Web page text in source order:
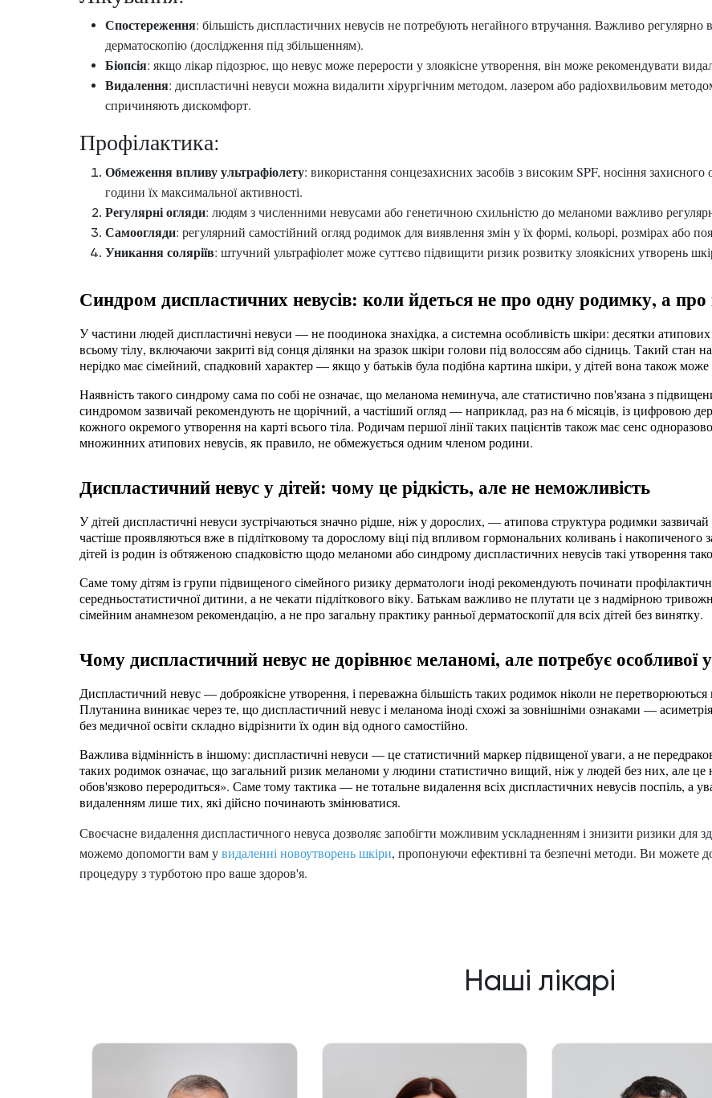
Спостереження: більшість диспластичних невусів не потребують негайного втручання. Важливо регулярно
дерматоскопію (дослідження під збільшенням).
Біопсія: якщо лікар підозрює, що невус може перерости у злоякісне утворення, він може рекомендувати
Видалення: диспластичні невуси можна видалити хірургічним методом, лазером або радіохвильовим
спричиняють дискомфорт.
Профілактика:
Обмеження впливу ультрафіолету: використання сонцезахисних засобів з високим SPF, носіння
години їх максимальної активності.
Регулярні огляди: людям з численними невусами або генетичною схильністю до меланоми важливо
Самоогляди: регулярний самостійний огляд родимок для виявлення змін у їх формі, кольорі, розмірах або
Уникання соляріїв: штучний ультрафіолет може суттєво підвищити ризик розвитку злоякісних утворень
Синдром диспластичних невусів: коли йдеться не про одну родимку, а про
У частини людей диспластичні невуси — не поодинока знахідка, а системна особливість шкіри: десятки
всьому тілу, включаючи закриті від сонця ділянки на зразок шкіри голови під волоссям або сідниць. Такий стан
нерідко має сімейний, спадковий характер — якщо у батьків була подібна картина шкіри, у дітей вона також
Наявність такого синдрому сама по собі не означає, що меланома неминуча, але статистично пов'язана з
синдромом зазвичай рекомендують не щорічний, а частіший огляд — наприклад, раз на 6 місяців, із цифровою
кожного окремого утворення на карті всього тіла. Родичам першої лінії таких пацієнтів також має сенс
множинних атипових невусів, як правило, не обмежується одним членом родини.
Диспластичний невус у дітей: чому це рідкість, але не неможливість
У дітей диспластичні невуси зустрічаються значно рідше, ніж у дорослих, — атипова структура родимки
частіше проявляються вже в підлітковому та дорослому віці під впливом гормональних коливань і
дітей із родин із обтяженою спадковістю щодо меланоми або синдрому диспластичних невусів такі утворення
Саме тому дітям із групи підвищеного сімейного ризику дерматологи іноді рекомендують починати
середньостатистичної дитини, а не чекати підліткового віку. Батькам важливо не плутати це з надмірною
сімейним анамнезом рекомендацію, а не про загальну практику ранньої дерматоскопії для всіх дітей без винятку.
Чому диспластичний невус не дорівнює меланомі, але потребує особливої
Диспластичний невус — доброякісне утворення, і переважна більшість таких родимок ніколи не
Плутанина виникає через те, що диспластичний невус і меланома іноді схожі за зовнішніми ознаками —
без медичної освіти складно відрізнити їх один від одного самостійно.
Важлива відмінність в іншому: диспластичні невуси — це статистичний маркер підвищеної уваги, а не
таких родимок означає, що загальний ризик меланоми у людини статистично вищий, ніж у людей без них, але
обов'язково переродиться». Саме тому тактика — не тотальне видалення всіх диспластичних невусів поспіль, а
видаленням лише тих, які дійсно починають змінюватися.
Своєчасне видалення диспластичного невуса дозволяє запобігти можливим ускладненням і знизити ризики
можемо допомогти вам увидаленні новоутворень шкіри, пропонуючи ефективні та безпечні методи. Ви можете
процедуру з турботою про ваше здоров'я.
Наші лікарі